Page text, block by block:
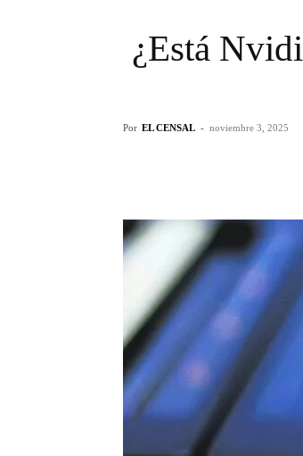
¿Está
Por EL CENSAL - noviembre 3, 2025